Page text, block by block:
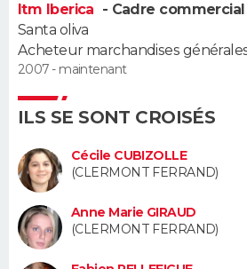
BONS PLANS
CARTE DE VOEUX
Carte de Noël
Carte Bonne année
Carte Saint-Valentin
Carte Pâques
Carte d'anniversaire
DICTIONNAIRE
Dictionnaire
Biographies
Citations
Expressions
Proverbes
PROGRAMME TV
S'inscrire
Se connecter
Lycées
Collèges
Primaires
Universités
Entreprises
Service militaire
Avis de recherche
AVIS DE DÉCÈS
Itm Iberica - Cadre
Santa oliva
Acheteur marchandises
2007 - maintenant
ILS SE SONT CROISÉS
Cécile CUBIZOLLE
(CLERMONT FERRAND)
Anne Marie GIRAUD
(CLERMONT FERRAND)